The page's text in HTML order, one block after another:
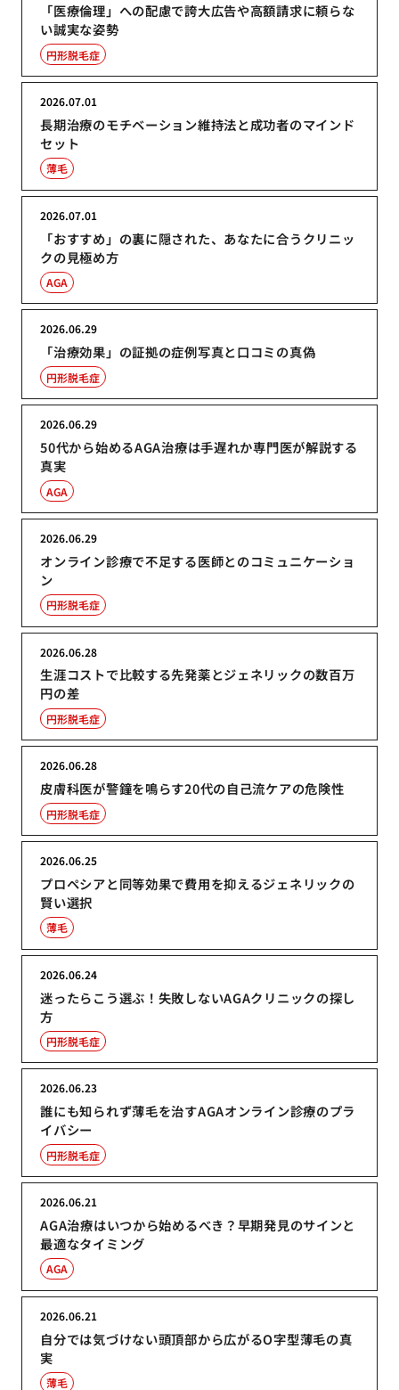
「医療倫理」への配慮で誇大広告や高額請求に頼らな
い誠実な姿勢
円形脱毛症
長期治療のモチベーション維持法と成功者のマインド
セット
2026.07.01
薄毛
「おすすめ」の裏に隠された、あなたに合うクリニッ
クの見極め方
2026.07.01
AGA
「治療効果」の証拠の症例写真と口コミの真偽
2026.06.29
円形脱毛症
50代から始めるAGA治療は手遅れか専門医が解説する
真実
2026.06.29
AGA
オンライン診療で不足する医師とのコミュニケーショ
ン
2026.06.29
円形脱毛症
生涯コストで比較する先発薬とジェネリックの数百万
円の差
2026.06.28
円形脱毛症
皮膚科医が警鐘を鳴らす20代の自己流ケアの危険性
2026.06.28
円形脱毛症
プロペシアと同等効果で費用を抑えるジェネリックの
賢い選択
2026.06.25
薄毛
迷ったらこう選ぶ！失敗しないAGAクリニックの探し
方
2026.06.24
円形脱毛症
誰にも知られず薄毛を治すAGAオンライン診療のプラ
イバシー
2026.06.23
円形脱毛症
AGA治療はいつから始めるべき？早期発見のサインと
最適なタイミング
2026.06.21
AGA
自分では気づけない頭頂部から広がるO字型薄毛の真
実
2026.06.21
薄毛